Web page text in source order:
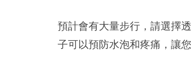
預計會有大量步行，請選擇
子可以預防水泡和疼痛，讓